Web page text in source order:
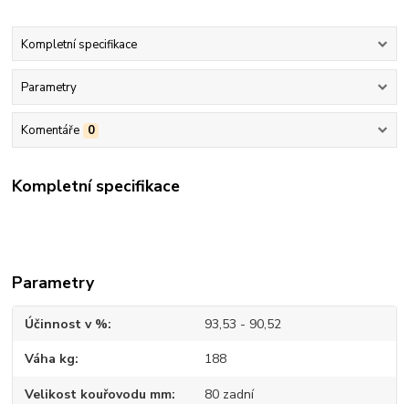
Kompletní specifikace
Parametry
Komentáře 0
Kompletní specifikace
Parametry
Účinnost v % 93,53 - 90,52
Váha kg 188
Velikost kouřovodu mm 80 zadní